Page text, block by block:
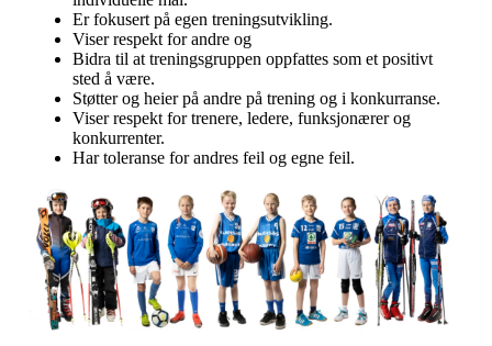
Er fokusert på egen treningsutvikling.
Viser respekt for andre og
Bidra til at treningsgruppen oppfattes som et positivt
sted å være.
Støtter og heier på andre på trening og i konkurranse.
Viser respekt for trenere, ledere, funksjonærer og
konkurrenter.
Har toleranse for andres feil og egne feil.